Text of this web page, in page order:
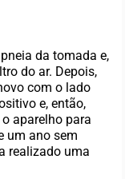
da tomada e,
do ar. Depois,
com o lado
e, então,
aparelho para
um ano sem
realizado uma